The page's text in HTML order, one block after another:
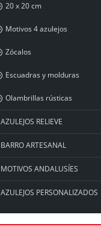
20 x 20 cm
Motivos 4 azulejos
Zócalos
Escuadras y molduras
Olambrillas rústicas
AZULEJOS RELIEVE
BARRO ARTESANAL
MOTIVOS ANDALUSÍES
AZULEJOS PERSONALIZADOS